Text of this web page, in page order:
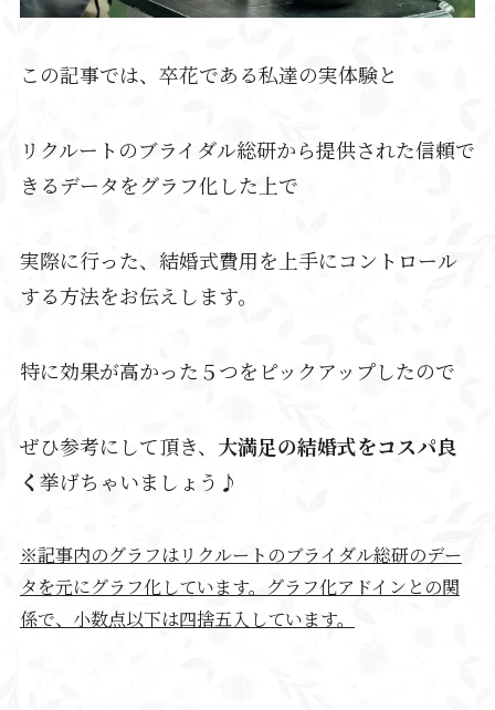
この記事では、卒花である私達の実体験と
リクルートのブライダル総研から提供された信頼で
きるデータをグラフ化した上で
実際に行った、結婚式費用を上手にコントロール
する方法をお伝えします。
特に効果が高かった５つをピックアップしたので
ぜひ参考にして頂き、 大満足の結婚式をコスパ良
く 挙げちゃいましょう♪
※記事内のグラフはリクルートのブライダル総研のデー
タを元にグラフ化しています。グラフ化アドインとの関
係で、小数点以下は四捨五入しています。